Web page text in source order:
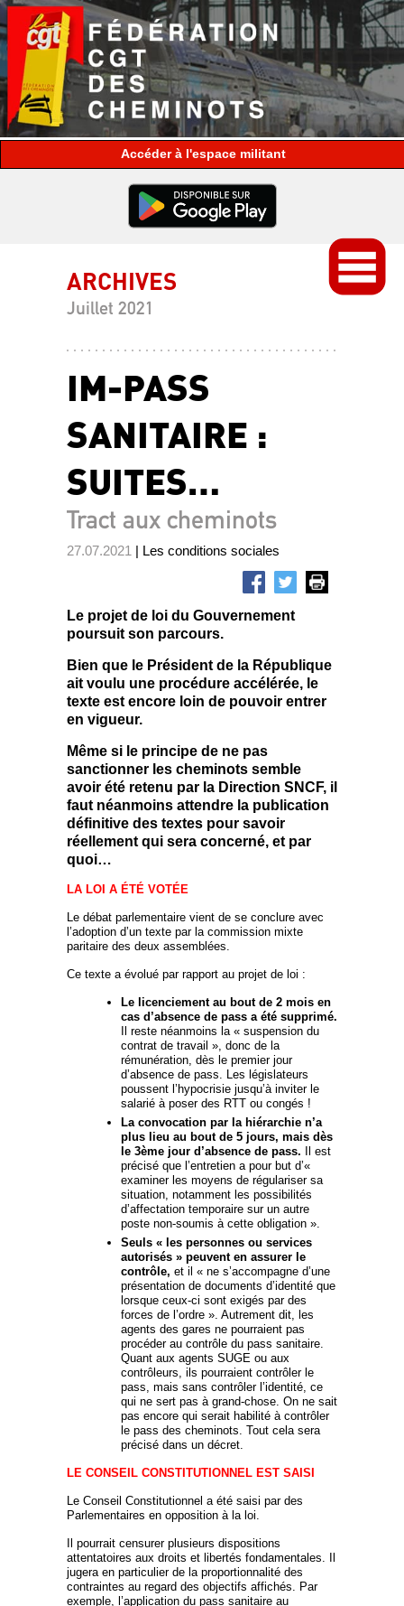
espace militant
ARCHIVES
Juillet 2021
IM-PASS
SANITAIRE :
SUITES…
Tract aux cheminots
27.07.2021 | Les conditions sociales
Le projet de loi du Gouvernement
poursuit son parcours.
Bien que le Président de la République
ait voulu une procédure accélérée, le
texte est encore loin de pouvoir entrer
en vigueur.
Même si le principe de ne pas
sanctionner les cheminots semble
avoir été retenu par la Direction SNCF, il
faut néanmoins attendre la publication
définitive des textes pour savoir
réellement qui sera concerné, et par
quoi…
LA LOI A ÉTÉ VOTÉE
Le débat parlementaire vient de se conclure avec
l’adoption d’un texte par la commission mixte
paritaire des deux assemblées.
Ce texte a évolué par rapport au projet de loi :
Le licenciement au bout de 2 mois en
cas d’absence de pass a été supprimé.
Il reste néanmoins la « suspension du
contrat de travail », donc de la
rémunération, dès le premier jour
d’absence de pass. Les législateurs
poussent l’hypocrisie jusqu’à inviter le
salarié à poser des RTT ou congés !
La convocation par la hiérarchie n’a
plus lieu au bout de 5 jours, mais dès
le 3ème jour d’absence de pass. Il est
précisé que l’entretien a pour but d’«
examiner les moyens de régulariser sa
situation, notamment les possibilités
d’affectation temporaire sur un autre
poste non-soumis à cette obligation ».
Seuls « les personnes ou services
autorisés » peuvent en assurer le
contrôle, et il « ne s’accompagne d’une
présentation de documents d’identité que
lorsque ceux-ci sont exigés par des
forces de l’ordre ». Autrement dit, les
agents des gares ne pourraient pas
procéder au contrôle du pass sanitaire.
Quant aux agents SUGE ou aux
contrôleurs, ils pourraient contrôler le
pass, mais sans contrôler l’identité, ce
qui ne sert pas à grand-chose. On ne sait
pas encore qui serait habilité à contrôler
le pass des cheminots. Tout cela sera
précisé dans un décret.
LE CONSEIL CONSTITUTIONNEL EST SAISI
Le Conseil Constitutionnel a été saisi par des
Parlementaires en opposition à la loi.
Il pourrait censurer plusieurs dispositions
attentatoires aux droits et libertés fondamentales. Il
jugera en particulier de la proportionnalité des
contraintes au regard des objectifs affichés. Par
exemple, l’application du pass sanitaire au